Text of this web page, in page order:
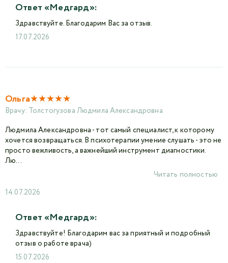
Ответ «Медгард»:
Здравствуйте. Благодарим Вас за отзыв.
17.07.2026
Ольга★★★★★
Врачу: Толстогузова Людмила Александровна
Людмила Александровна - тот самый специалист, к которому
хочется возвращаться. В психотерапии умение слушать - это не
просто вежливость, а важнейший инструмент диагностики.
Лю...
14.07.2026
Читать полностью
Ответ «Медгард»:
Здравствуйте! Благодарим вас за приятный и подробный
отзыв о работе врача)
15.07.2026